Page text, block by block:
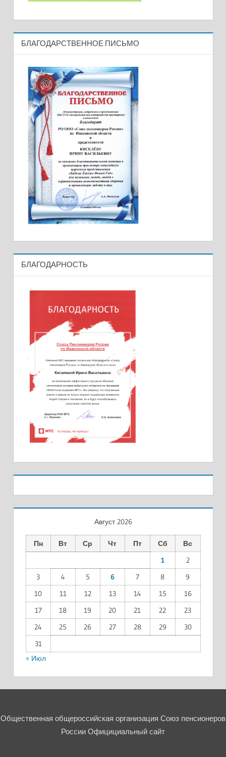
БЛАГОДАРСТВЕННОЕ ПИСЬМО
БЛАГОДАРНОСТЬ
Август 2026
Пн Вт Ср Чт Пт Сб
Вс
1
2
3
4 5 6 7 8
9
10
11 12 13 14 15
16
17
18 19 20 21 22
23
24
25 26 27 28 29
30
31
« Июл
Общественная общероссийская организация Союз пенсионеров
России Официциальный сайт